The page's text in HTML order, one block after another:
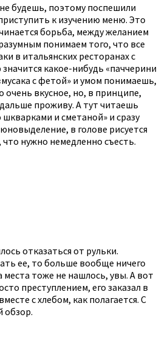
будешь, поэтому поспешили
к изучению меню. Это
борьба, между желанием
понимаем того, что все
в итальянских ресторанах с
какое-нибудь «паччерини
с фетой» и умом понимаешь,
очень вкусное, но, в принципе,
проживу. А тут читаешь
шкварками и сметаной» и сразу
в голове рисуется
нужно немедленно съесть.
отказаться от рульки.
ее, то больше вообще ничего
тоже не нашлось, увы. А вот
преступлением, его заказал в
с хлебом, как полагается. С
обзор.